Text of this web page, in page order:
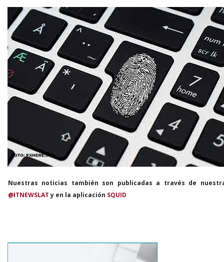
Nuestras noticias también son publicadas a través de
@ITNEWSLATy en la aplicación SQUID